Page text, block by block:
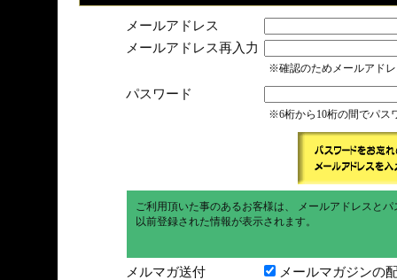
メールアドレス
メールアドレス再入力
※確認のためメールアド
パスワード
※6桁から10桁の間でパス
ご利用頂いた事のあるお客様は、 メールアドレスと
以前登録された情報が表示されます。
メルマガ送付 メールマガジンの